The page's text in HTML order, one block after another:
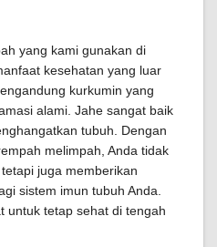
yang kami gunakan di
kesehatan yang luar
kurkumin yang
alami. Jahe sangat baik
tubuh. Dengan
melimpah, Anda tidak
juga memberikan
sistem imun tubuh Anda.
untuk tetap sehat di tengah